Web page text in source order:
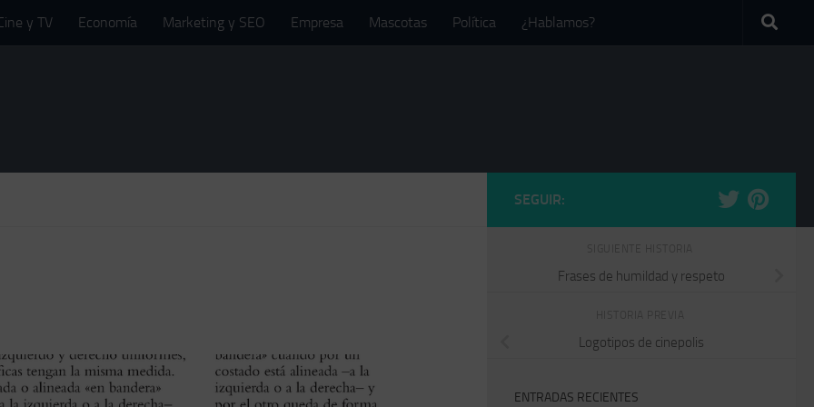
y TV Economía Marketing y SEO Empresa Mascotas Política ¿Hablamos?
SEGUIR:
Frases de humildad y respeto
Logotipos de cinepolis
ENTRADAS RECIENTES